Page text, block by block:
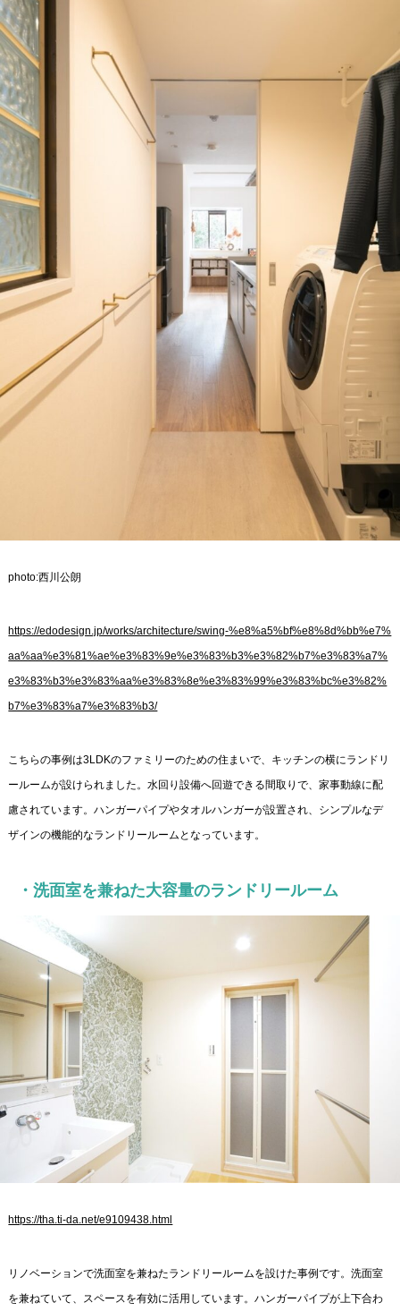
photo:西川公朗
https://edodesign.jp/works/architecture/swing-%e8%a5%bf%e8%8d%bb%e7%
aa%aa%e3%81%ae%e3%83%9e%e3%83%b3%e3%82%b7%e3%83%a7%
e3%83%b3%e3%83%aa%e3%83%8e%e3%83%99%e3%83%bc%e3%82%
b7%e3%83%a7%e3%83%b3/
こちらの事例は3LDKのファミリーのための住まいで、キッチンの横にランドリ
ールームが設けられました。水回り設備へ回遊できる間取りで、家事動線に配
慮されています。ハンガーパイプやタオルハンガーが設置され、シンプルなデ
ザインの機能的なランドリールームとなっています。
・洗面室を兼ねた大容量のランドリールーム
https://tha.ti-da.net/e9109438.html
リノベーションで洗面室を兼ねたランドリールームを設けた事例です。洗面室
を兼ねていて、スペースを有効に活用しています。ハンガーパイプが上下合わ